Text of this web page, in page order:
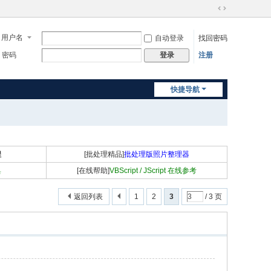
切
到
用户名 自动登录
找回密码
密码
登录 注册
快捷导航
[批处理精品]批处理版照片整理器
[在线帮助]VBScript / JScript 在线参考
1 2 3 / 3 页
返回列表